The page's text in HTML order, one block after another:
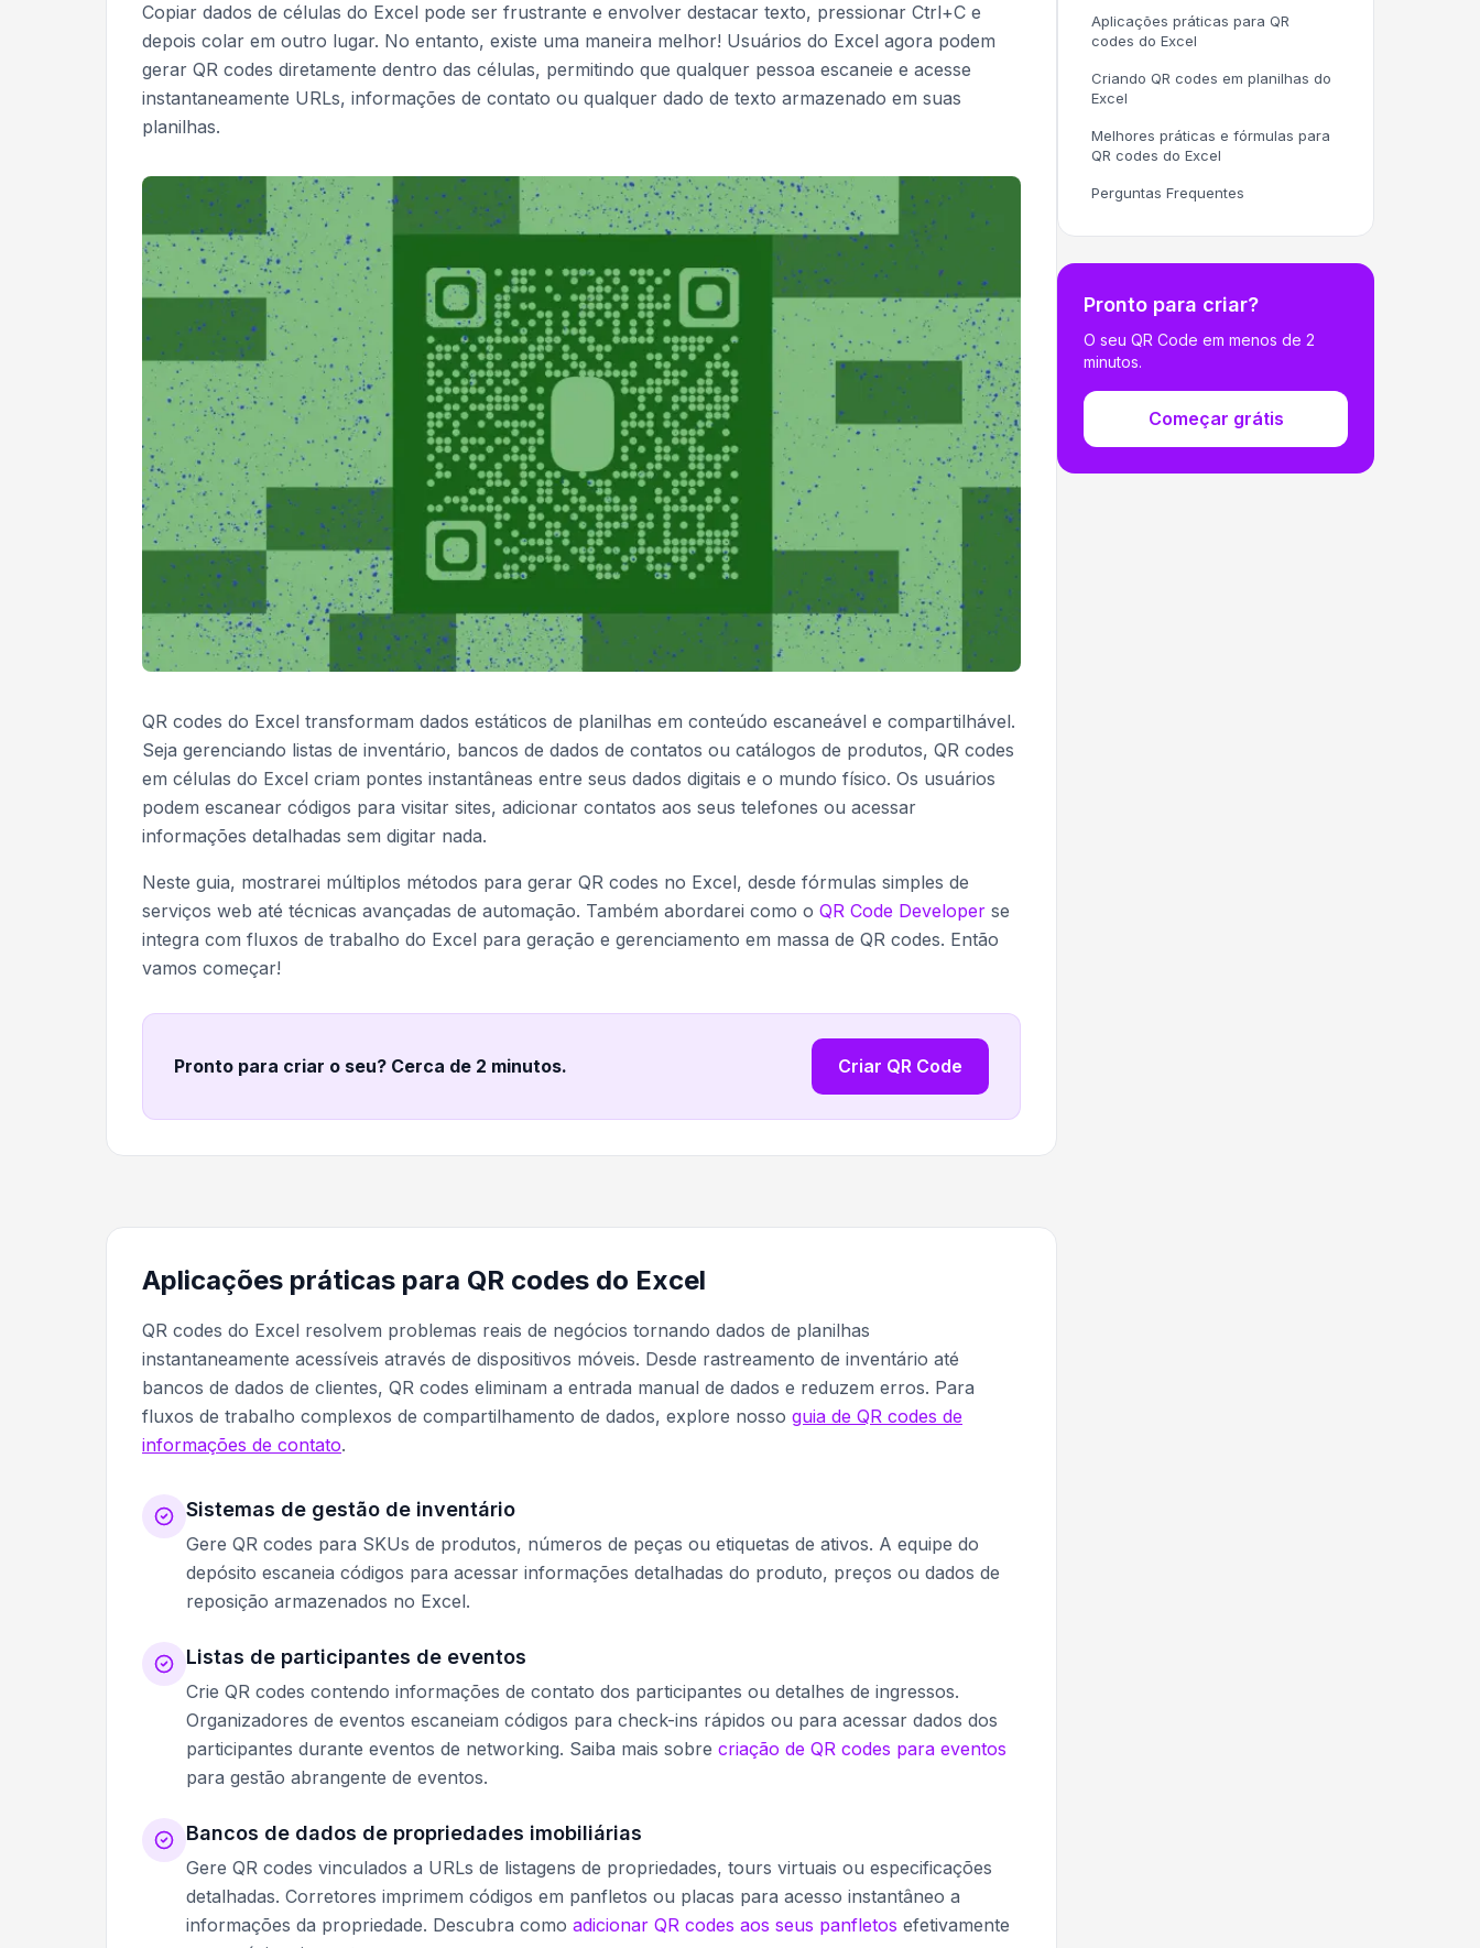
Copiar dados de células do Excel pode ser frustrante e envolver destacar texto, pressionar Ctrl+C e
depois colar em outro lugar. No entanto, existe uma maneira melhor! Usuários do Excel agora podem
gerar QR codes diretamente dentro das células, permitindo que qualquer pessoa escaneie e acesse
instantaneamente URLs, informações de contato ou qualquer dado de texto armazenado em suas
planilhas.
QR codes do Excel transformam dados estáticos de planilhas em conteúdo escaneável e compartilhável.
Seja gerenciando listas de inventário, bancos de dados de contatos ou catálogos de produtos, QR codes
em células do Excel criam pontes instantâneas entre seus dados digitais e o mundo físico. Os usuários
podem escanear códigos para visitar sites, adicionar contatos aos seus telefones ou acessar
informações detalhadas sem digitar nada.
Neste guia, mostrarei múltiplos métodos para gerar QR codes no Excel, desde fórmulas simples de
serviços web até técnicas avançadas de automação. Também abordarei como o QR Code Developer se
integra com fluxos de trabalho do Excel para geração e gerenciamento em massa de QR codes. Então
vamos começar!
Pronto para criar o seu? Cerca de 2 minutos. Criar QR Code
Aplicações práticas para QR codes do Excel
QR codes do Excel resolvem problemas reais de negócios tornando dados de planilhas
instantaneamente acessíveis através de dispositivos móveis. Desde rastreamento de inventário até
bancos de dados de clientes, QR codes eliminam a entrada manual de dados e reduzem erros. Para
fluxos de trabalho complexos de compartilhamento de dados, explore nosso guia de QR codes de
informações de contato.
Sistemas de gestão de inventário
Gere QR codes para SKUs de produtos, números de peças ou etiquetas de ativos. A equipe do
depósito escaneia códigos para acessar informações detalhadas do produto, preços ou dados de
reposição armazenados no Excel.
Listas de participantes de eventos
Crie QR codes contendo informações de contato dos participantes ou detalhes de ingressos.
Organizadores de eventos escaneiam códigos para check-ins rápidos ou para acessar dados dos
participantes durante eventos de networking. Saiba mais sobre criação de QR codes para eventos
para gestão abrangente de eventos.
Bancos de dados de propriedades imobiliárias
Gere QR codes vinculados a URLs de listagens de propriedades, tours virtuais ou especificações
detalhadas. Corretores imprimem códigos em panfletos ou placas para acesso instantâneo a
informações da propriedade. Descubra como adicionar QR codes aos seus panfletos efetivamente
Aplicações práticas para QR
codes do Excel
Criando QR codes em planilhas do
Excel
Melhores práticas e fórmulas para
QR codes do Excel
Perguntas Frequentes
Pronto para criar?
O seu QR Code em menos de 2
minutos.
Começar grátis